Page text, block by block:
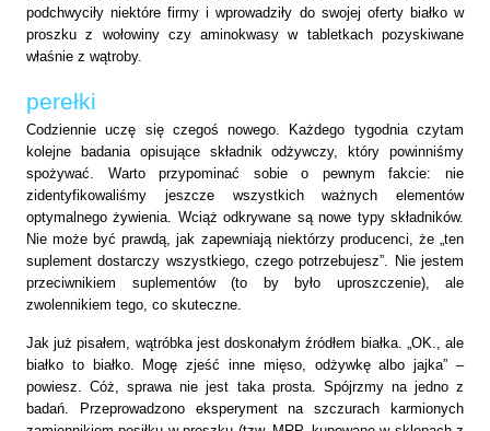
podchwyciły niektóre firmy i wprowadziły do swojej oferty białko w
proszku z wołowiny czy aminokwasy w tabletkach pozyskiwane
właśnie z wątroby.
perełki
Codziennie uczę się czegoś nowego. Każdego tygodnia czytam
kolejne badania opisujące składnik odżywczy, który powinniśmy
spożywać. Warto przypominać sobie o pewnym fakcie: nie
zidentyfikowaliśmy jeszcze wszystkich ważnych elementów
optymalnego żywienia. Wciąż odkrywane są nowe typy składników.
Nie może być prawdą, jak zapewniają niektórzy producenci, że „ten
suplement dostarczy wszystkiego, czego potrzebujesz”. Nie jestem
przeciwnikiem suplementów (to by było uproszczenie), ale
zwolennikiem tego, co skuteczne.
Jak już pisałem, wątróbka jest doskonałym źródłem białka. „OK., ale
białko to białko. Mogę zjeść inne mięso, odżywkę albo jajka” –
powiesz. Cóż, sprawa nie jest taka prosta. Spójrzmy na jedno z
badań. Przeprowadzono eksperyment na szczurach karmionych